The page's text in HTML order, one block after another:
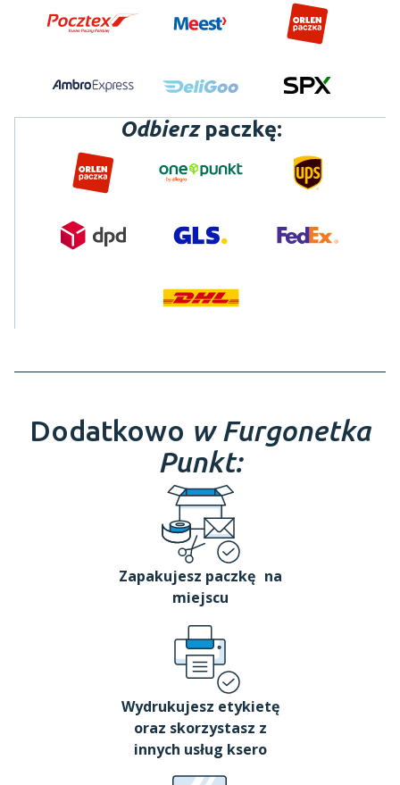
Odbierz paczkę:
Dodatkowo w Furgonetka
Punkt:
Zapakujesz paczkę na
miejscu
Wydrukujesz etykietę
oraz skorzystasz z
innych usług ksero